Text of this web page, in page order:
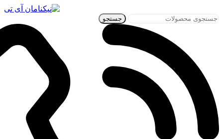
جستجو